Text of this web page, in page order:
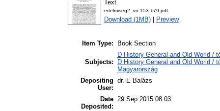
Text
ertelmiseg2_vn-153-179.pdf
Download (1MB) Preview
Item Type: Book Section
Subjects:
D History General and Old World /
D History General and Old World /
Magyarország
Depositing
User:
dr. E Balázs
Date
Deposited:
29 Sep 2015 08:03